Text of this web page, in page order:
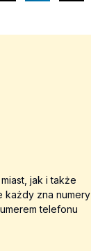
jak i także
każdy zna numery
telefonu